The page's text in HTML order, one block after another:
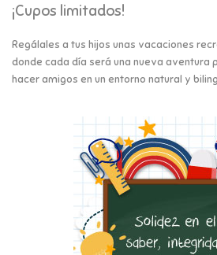
¡Cupos limitados!
Regálales a tus hijos unas vacaciones
donde cada día será una nueva aventura
hacer amigos en un entorno natural y